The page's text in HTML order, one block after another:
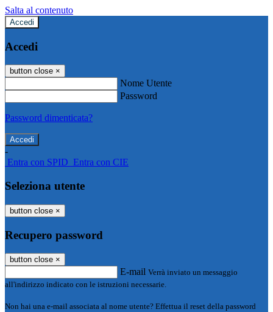
Salta al contenuto
Accedi
Accedi
button close ×
Nome Utente
Password
Password dimenticata?
-
Entra con SPID Entra con CIE
Seleziona utente
button close ×
Recupero password
button close ×
E-mail Verrà inviato un messaggio
all'indirizzo indicato con le istruzioni necessarie.
Non hai una e-mail associata al nome utente? Effettua il reset della password